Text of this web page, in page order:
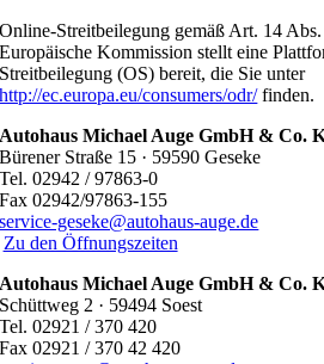
Online-Streitbeilegung gemäß Art. 14
Europäische Kommission stellt eine
Streitbeilegung (OS) bereit, die Sie unter
http://ec.europa.eu/consumers/odr/finden.
Autohaus Michael Auge GmbH & Co.
Bürener Straße 15 · 59590 Geseke
Tel. 02942 / 97863-0
Fax 02942/97863-155
service-geseke@autohaus-auge.de
Zu den Öffnungszeiten
Autohaus Michael Auge GmbH & Co.
Schüttweg 2 · 59494 Soest
Tel. 02921 / 370 420
Fax 02921 / 370 42 420